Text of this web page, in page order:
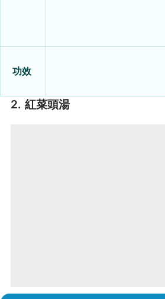
功效
2. 紅菜頭湯